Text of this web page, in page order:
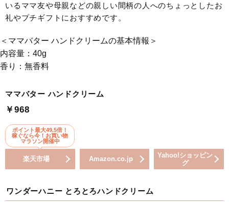
いるママ友や母親などの親しい間柄の人へのちょっとしたお
礼やプチギフトにおすすめです。
＜ママバター ハンドクリームの基本情報＞
内容量：40g
香り：無香料
ママバター ハンドクリーム
￥968
ポイント最大49.5倍！
稼ぐなら今！お買い物
マラソン開催中
楽天市場 Amazon.co.jp
Yahoo!ショッピン
グ
ワンダーハニー とろとろハンドクリーム